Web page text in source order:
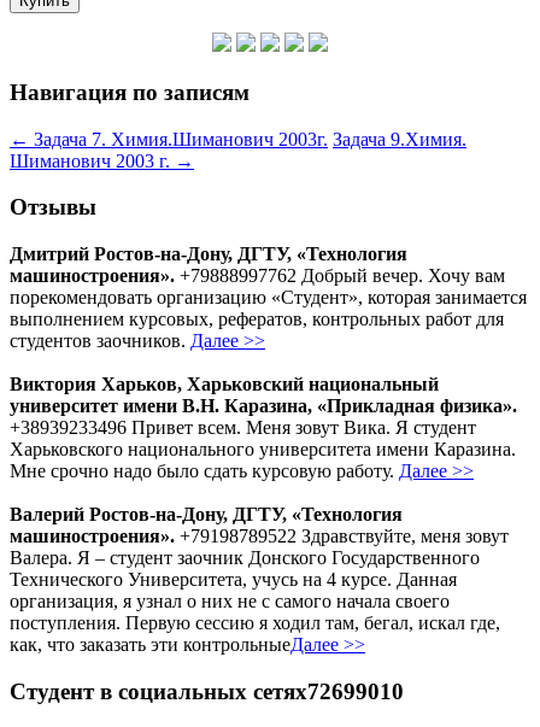
Навигация по записям
← Задача 7. Химия.Шиманович 2003г. Задача 9.Химия.
Шиманович 2003 г. →
Отзывы
Дмитрий Ростов-на-Дону, ДГТУ, «Технология
машиностроения». +79888997762 Добрый вечер. Хочу вам
порекомендовать организацию «Студент», которая занимается
выполнением курсовых, рефератов, контрольных работ для
студентов заочников. Далее >>
Виктория Харьков, Харьковский национальный
университет имени В.Н. Каразина, «Прикладная физика».
+38939233496 Привет всем. Меня зовут Вика. Я студент
Харьковского национального университета имени Каразина.
Мне срочно надо было сдать курсовую работу. Далее >>
Валерий Ростов-на-Дону, ДГТУ, «Технология
машиностроения». +79198789522 Здравствуйте, меня зовут
Валера. Я – студент заочник Донского Государственного
Технического Университета, учусь на 4 курсе. Данная
организация, я узнал о них не с самого начала своего
поступления. Первую сессию я ходил там, бегал, искал где,
как, что заказать эти контрольныеДалее >>
Студент в социальных сетях72699010